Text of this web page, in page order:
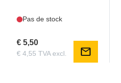
Pas de stock
€ 5,50
€ 4,55 TVA excl. mail